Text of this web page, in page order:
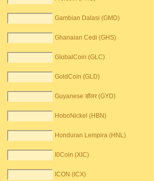
Gambian Dalasi (GMD)
Ghanaian Cedi (GHS)
GlobalCoin (GLC)
GoldCoin (GLD)
Guyanese डॉलर (GYD)
HoboNickel (HBN)
Honduran Lempira (HNL)
I0Coin (XIC)
ICON (ICX)